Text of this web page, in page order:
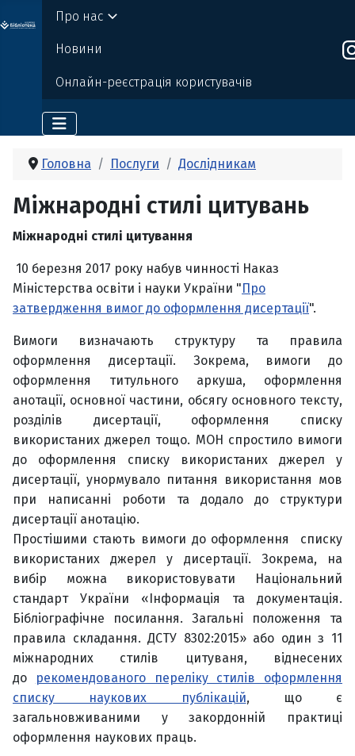
Про нас
Новини
Онлайн-реєстрація користувачів
Головна Послуги Дослідникам
Міжнародні стилі цитувань
Міжнародні стилі цитування
10 березня 2017 року набув чинності Наказ
Міністерства освіти і науки України "Про
затвердження вимог до оформлення дисертації".
Вимоги визначають структуру та правила
оформлення дисертації. Зокрема, вимоги до
оформлення титульного аркуша, оформлення
анотації, основної частини, обсягу основного тексту,
розділів дисертації, оформлення списку
використаних джерел тощо. МОН спростило вимоги
до оформлення списку використаних джерел у
дисертації, унормувало питання використання мов
при написанні роботи та додало до структури
дисертації анотацію.
Простішими стають вимоги до оформлення списку
використаних джерел у дисертації. Зокрема, на
вибір можна використовувати Національний
стандарт України «Інформація та документація.
Бібліографічне посилання. Загальні положення та
правила складання. ДСТУ 8302:2015» або один з 11
міжнародних стилів цитуваня, віднесених
до
рекомендованого переліку стилів оформлення
списку наукових публікацій, що є
загальновживаними у закордонній практиці
оформлення наукових праць.